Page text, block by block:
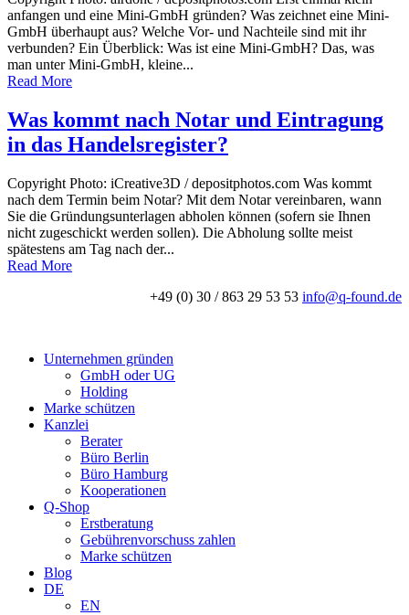
anfangen und eine Mini-GmbH gründen? Was zeichnet eine Mini-
GmbH überhaupt aus? Welche Vor- und Nachteile sind mit ihr
verbunden? Ein Überblick: Was ist eine Mini-GmbH? Das, was
man unter Mini-GmbH, kleine...
Read More
Was kommt nach Notar und Eintragung
in das Handelsregister?
Copyright Photo: iCreative3D / depositphotos.com Was kommt
nach dem Termin beim Notar? Mit dem Notar vereinbaren, wann
Sie die Gründungsunterlagen abholen können (sofern sie Ihnen
nicht zugeschickt werden sollen). Die Abholung sollte meist
spätestens am Tag nach der...
Read More
+49 (0) 30 / 863 29 53 53 info@q-found.de
Unternehmen gründen
GmbH oder UG
Holding
Marke schützen
Kanzlei
Berater
Büro Berlin
Büro Hamburg
Kooperationen
Q-Shop
Erstberatung
Gebührenvorschuss zahlen
Marke schützen
Blog
DE
EN